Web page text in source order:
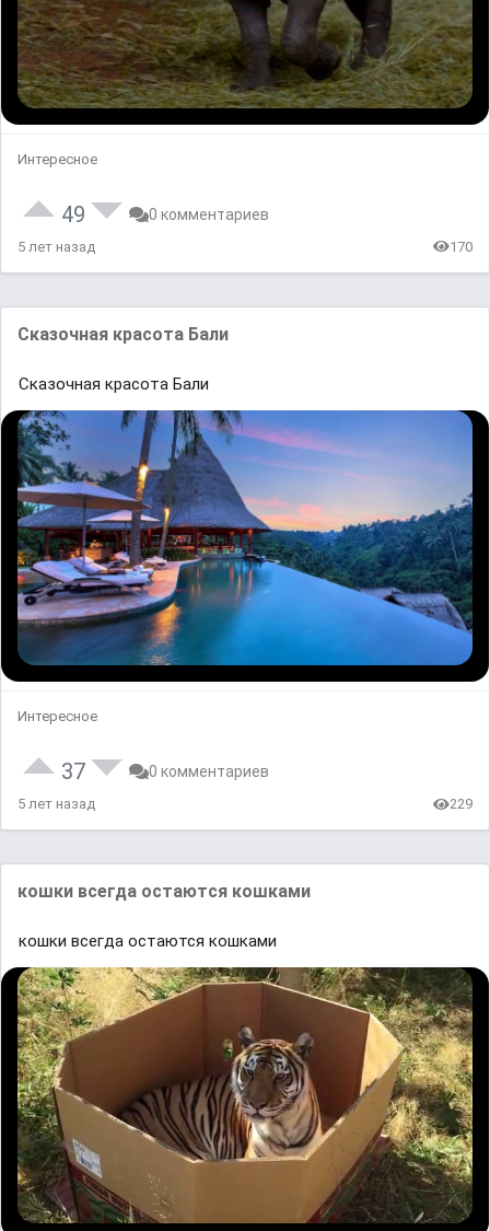
Интересное
49 0 комментариев
5 лет назад 170
Сказочная красота Бали
Сказочная красота Бали
Интересное
37 0 комментариев
5 лет назад 229
кошки всегда остаются кошками
кошки всегда остаются кошками